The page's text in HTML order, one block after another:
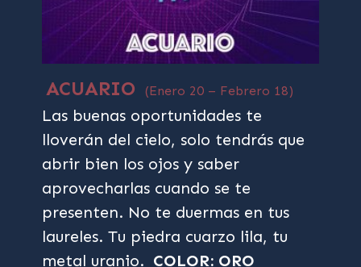
ACUARIO (Enero 20 – Febrero 18)
Las buenas oportunidades te
lloverán del cielo, solo tendrás que
abrir bien los ojos y saber
aprovecharlas cuando se te
presenten. No te duermas en tus
laureles. Tu piedra cuarzo lila, tu
metal uranio. COLOR: ORO